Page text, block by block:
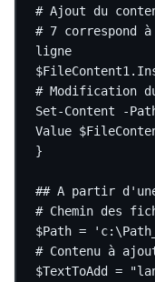
# Ajout du
# 7 correspond
ligne
# Modification
Set-Content
-
Value
}
## A partir
# Chemin des
$Path =
# Contenu à
$TextToAdd =